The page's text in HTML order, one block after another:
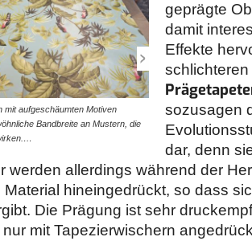
mit aufgeschäumten Motiven
Bandbreite an Mustern, die
© diybook | Profiltapeten
Deshalb können sie
auch mit der…
geprägte
damit
Effekte
sozusagen
dar, denn
werden allerdings während der
Material hineingedrückt, so dass
Die Prägung ist sehr
mit Tapezierwischern